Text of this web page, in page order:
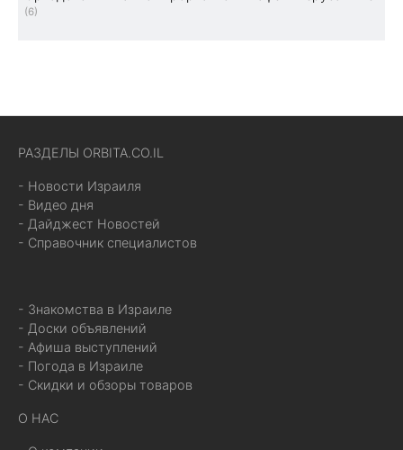
(6)
РАЗДЕЛЫ ORBITA.CO.IL
- Новости Израиля
- Видео дня
- Дайджест Новостей
- Справочник специалистов
- Знакомства в Израиле
- Доски объявлений
- Афиша выступлений
- Погода в Израиле
- Скидки и обзоры товаров
О НАС